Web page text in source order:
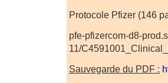
Protocole Pfizer (146
pfe-pfizercom-d8-
11/
Sauvegarde du PDF :